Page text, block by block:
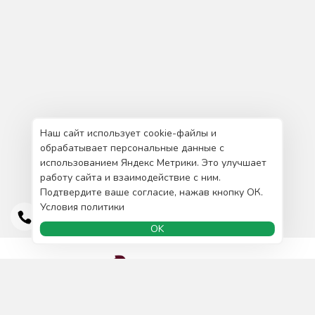
Наш сайт использует cookie-файлы и
обрабатывает персональные данные с
использованием Яндекс Метрики. Это улучшает
работу сайта и взаимодействие с ним.
Подтвердите ваше согласие, нажав кнопку ОК.
Условия политики
OK